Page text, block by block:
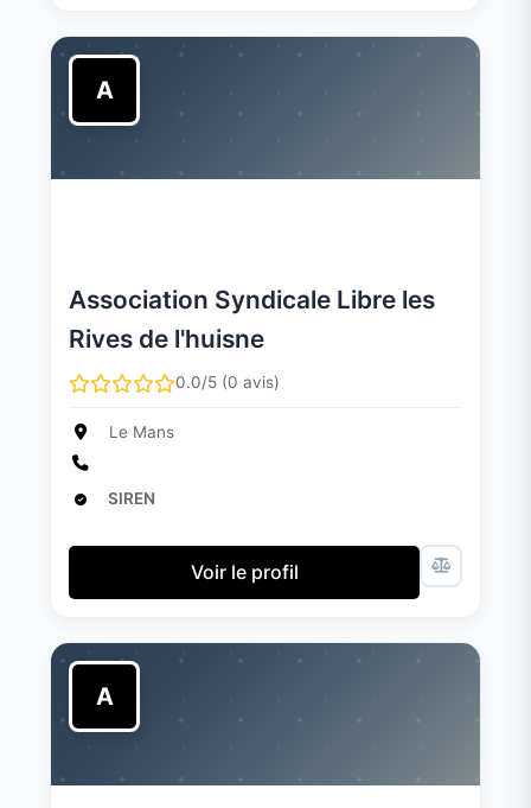
A
Association Syndicale Libre les
Rives de l'huisne
0.0/5 (0 avis)
Le Mans
SIREN
Voir le profil
A